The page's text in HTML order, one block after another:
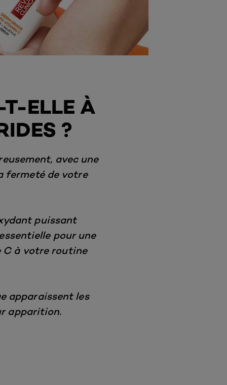
ELLE À
?
avec une
fermeté de votre
puissant
pour une
C à votre routine
apparaissent les
apparition.